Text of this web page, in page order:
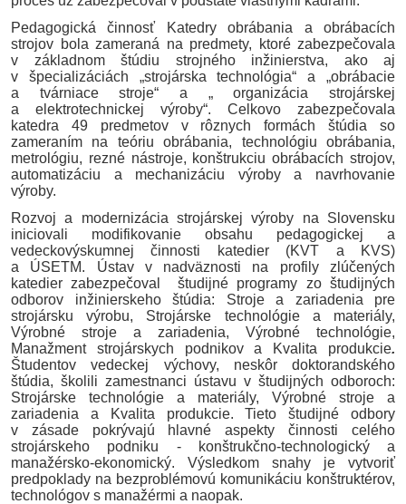
Pedagogická činnosť Katedry obrábania a obrábacích
strojov bola zameraná na predmety, ktoré zabezpečovala
v základnom štúdiu strojného inžinierstva, ako aj
v špecializáciách „strojárska technológia“ a „obrábacie
a tvárniace stroje“ a „ organizácia strojárskej
a elektrotechnickej výroby“. Celkovo zabezpečovala
katedra 49 predmetov v rôznych formách štúdia so
zameraním na teóriu obrábania, technológiu obrábania,
metrológiu, rezné nástroje, konštrukciu obrábacích strojov,
automatizáciu a mechanizáciu výroby a navrhovanie
výroby.
Rozvoj a modernizácia strojárskej výroby na Slovensku
iniciovali modifikovanie obsahu pedagogickej a
vedeckovýskumnej činnosti katedier (KVT a KVS)
a ÚSETM. Ústav v nadväznosti na profily zlúčených
katedier zabezpečoval študijné programy zo študijných
odborov inžinierskeho štúdia: Stroje a zariadenia pre
strojársku výrobu, Strojárske technológie a materiály,
Výrobné stroje a zariadenia, Výrobné technológie,
Manažment strojárskych podnikov a Kvalita produkcie.
Študentov vedeckej výchovy, neskôr doktorandského
štúdia, školili zamestnanci ústavu v študijných odboroch:
Strojárske technológie a materiály, Výrobné stroje a
zariadenia a Kvalita produkcie. Tieto študijné odbory
v zásade pokrývajú hlavné aspekty činnosti celého
strojárskeho podniku - konštrukčno-technologický a
manažérsko-ekonomický. Výsledkom snahy je vytvoriť
predpoklady na bezproblémovú komunikáciu konštruktérov,
technológov s manažérmi a naopak.